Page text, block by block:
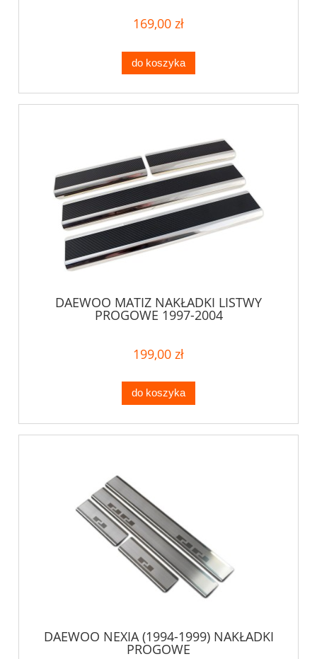
169,00 zł
do koszyka
DAEWOO MATIZ NAKŁADKI LISTWY
PROGOWE 1997-2004
199,00 zł
do koszyka
DAEWOO NEXIA (1994-1999) NAKŁADKI
PROGOWE